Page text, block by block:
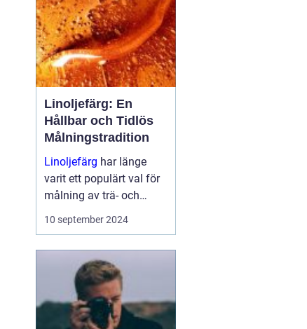
Linoljefärg: En
Hållbar och Tidlös
Målningstradition
Linoljefärg har länge
varit ett populärt val för
målning av trä- och
järnytor, både inomhus
och utomhus...
10 september 2024